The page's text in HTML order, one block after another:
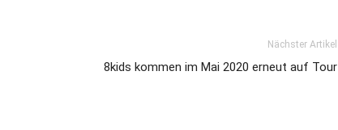
Nächster Artikel
8kids kommen im Mai 2020 erneut auf Tour